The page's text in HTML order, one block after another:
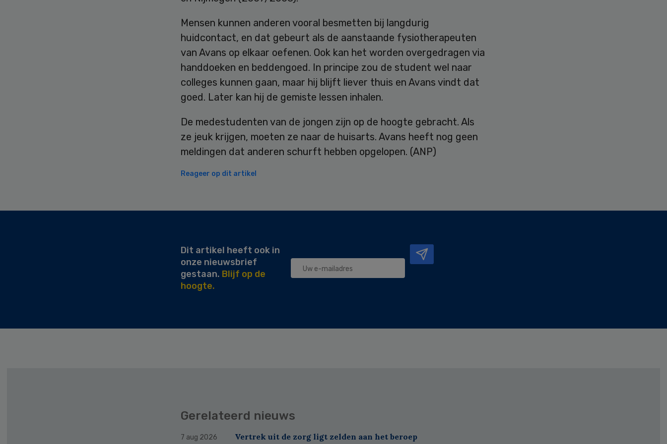
Mensen kunnen anderen vooral besmetten bij langdurig
huidcontact, en dat gebeurt als de aanstaande fysiotherapeuten
van Avans op elkaar oefenen. Ook kan het worden overgedragen via
handdoeken en beddengoed. In principe zou de student wel naar
colleges kunnen gaan, maar hij blijft liever thuis en Avans vindt dat
goed. Later kan hij de gemiste lessen inhalen.
De medestudenten van de jongen zijn op de hoogte gebracht. Als
ze jeuk krijgen, moeten ze naar de huisarts. Avans heeft nog geen
meldingen dat anderen schurft hebben opgelopen. (ANP)
Reageer op dit artikel
Dit artikel heeft ook in
onze nieuwsbrief
gestaan. Blijf op de
hoogte.
Gerelateerd nieuws
7 aug 2026 Vertrek uit de zorg ligt zelden aan het beroep